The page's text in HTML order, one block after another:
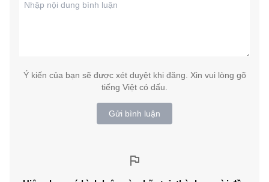
Ý kiến của bạn sẽ được xét duyệt khi đăng. Xin vui lòng gõ
tiếng Việt có dấu.
Gửi bình luận